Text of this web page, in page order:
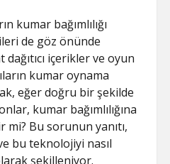
kumar bağımlılığı
de göz önünde
içerikler ve oyun
kumar oynama
eğer doğru bir şekilde
kumar bağımlılığına
Bu sorunun yanıtı,
bu teknolojiyi nasıl
şekilleniyor.